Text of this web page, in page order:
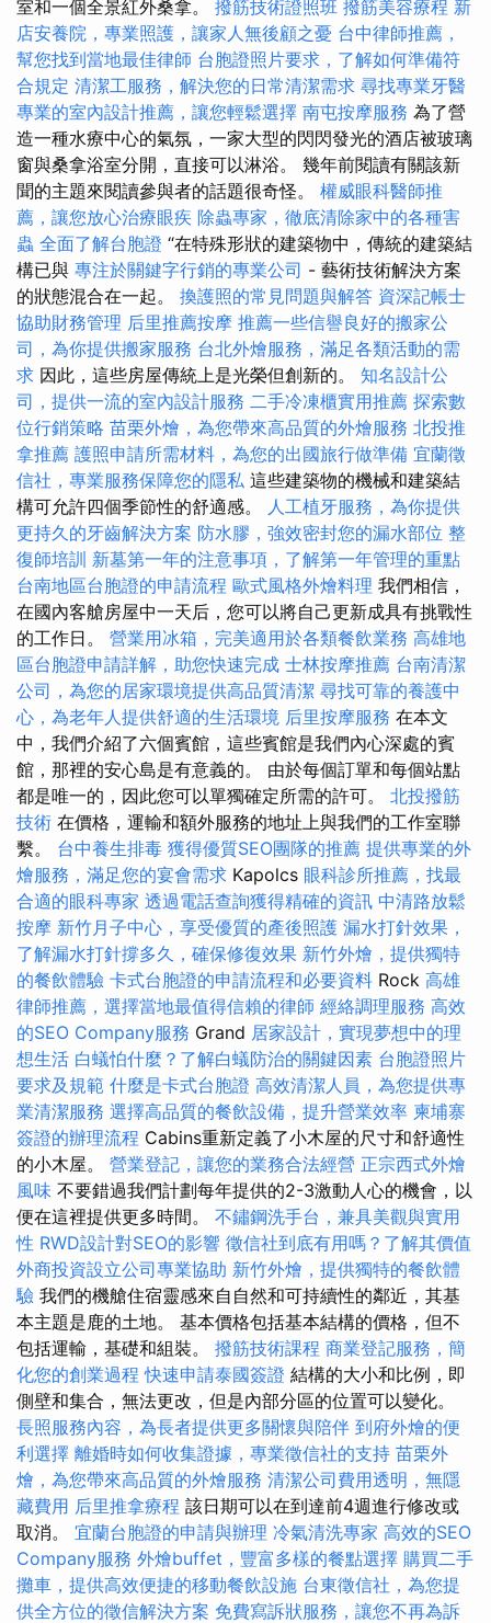
室和一個全景紅外桑拿。 撥筋技術證照班 撥筋美容療程 新
店安養院，專業照護，讓家人無後顧之憂 台中律師推薦，
幫您找到當地最佳律師 台胞證照片要求，了解如何準備符
合規定 清潔工服務，解決您的日常清潔需求 尋找專業牙醫
專業的室內設計推薦，讓您輕鬆選擇 南屯按摩服務 為了營
造一種水療中心的氣氛，一家大型的閃閃發光的酒店被玻璃
窗與桑拿浴室分開，直接可以淋浴。 幾年前閱讀有關該新
聞的主題來閱讀參與者的話題很奇怪。 權威眼科醫師推
薦，讓您放心治療眼疾 除蟲專家，徹底清除家中的各種害
蟲 全面了解台胞證 “在特殊形狀的建築物中，傳統的建築結
構已與 專注於關鍵字行銷的專業公司 - 藝術技術解決方案
的狀態混合在一起。 換護照的常見問題與解答 資深記帳士
協助財務管理 后里推薦按摩 推薦一些信譽良好的搬家公
司，為你提供搬家服務 台北外燴服務，滿足各類活動的需
求 因此，這些房屋傳統上是光榮但創新的。 知名設計公
司，提供一流的室內設計服務 二手冷凍櫃實用推薦 探索數
位行銷策略 苗栗外燴，為您帶來高品質的外燴服務 北投推
拿推薦 護照申請所需材料，為您的出國旅行做準備 宜蘭徵
信社，專業服務保障您的隱私 這些建築物的機械和建築結
構可允許四個季節性的舒適感。
人工植牙服務，為你提供
更持久的牙齒解決方案 防水膠，強效密封您的漏水部位 整
復師培訓 新墓第一年的注意事項，了解第一年管理的重點
台南地區台胞證的申請流程 歐式風格外燴料理 我們相信，
在國內客艙房屋中一天后，您可以將自己更新成具有挑戰性
的工作日。 營業用冰箱，完美適用於各類餐飲業務 高雄地
區台胞證申請詳解，助您快速完成 士林按摩推薦 台南清潔
公司，為您的居家環境提供高品質清潔 尋找可靠的養護中
心，為老年人提供舒適的生活環境 后里按摩服務 在本文
中，我們介紹了六個賓館，這些賓館是我們內心深處的賓
館，那裡的安心島是有意義的。 由於每個訂單和每個站點
都是唯一的，因此您可以單獨確定所需的許可。 北投撥筋
技術 在價格，運輸和額外服務的地址上與我們的工作室聯
繫。 台中養生排毒 獲得優質SEO團隊的推薦 提供專業的外
燴服務，滿足您的宴會需求 Kapolcs 眼科診所推薦，找最
合適的眼科專家 透過電話查詢獲得精確的資訊 中清路放鬆
按摩 新竹月子中心，享受優質的產後照護 漏水打針效果，
了解漏水打針撐多久，確保修復效果 新竹外燴，提供獨特
的餐飲體驗 卡式台胞證的申請流程和必要資料 Rock 高雄
律師推薦，選擇當地最值得信賴的律師 經絡調理服務 高效
的SEO Company服務 Grand 居家設計，實現夢想中的理
想生活 白蟻怕什麼？了解白蟻防治的關鍵因素 台胞證照片
要求及規範 什麼是卡式台胞證 高效清潔人員，為您提供專
業清潔服務 選擇高品質的餐飲設備，提升營業效率 柬埔寨
簽證的辦理流程 Cabins重新定義了小木屋的尺寸和舒適性
的小木屋。 營業登記，讓您的業務合法經營 正宗西式外燴
風味 不要錯過我們計劃每年提供的2-3激動人心的機會，以
便在這裡提供更多時間。 不鏽鋼洗手台，兼具美觀與實用
性 RWD設計對SEO的影響 徵信社到底有用嗎？了解其價值
外商投資設立公司專業協助 新竹外燴，提供獨特的餐飲體
驗 我們的機艙住宿靈感來自自然和可持續性的鄰近，其基
本主題是鹿的土地。 基本價格包括基本結構的價格，但不
包括運輸，基礎和組裝。 撥筋技術課程 商業登記服務，簡
化您的創業過程 快速申請泰國簽證 結構的大小和比例，即
側壁和集合，無法更改，但是內部分區的位置可以變化。
長照服務內容，為長者提供更多關懷與陪伴 到府外燴的便
利選擇 離婚時如何收集證據，專業徵信社的支持 苗栗外
燴，為您帶來高品質的外燴服務 清潔公司費用透明，無隱
藏費用 后里推拿療程 該日期可以在到達前4週進行修改或
取消。 宜蘭台胞證的申請與辦理 冷氣清洗專家 高效的SEO
Company服務 外燴buffet，豐富多樣的餐點選擇 購買二手
攤車，提供高效便捷的移動餐飲設施 台東徵信社，為您提
供全方位的徵信解決方案 免費寫訴狀服務，讓您不再為訴